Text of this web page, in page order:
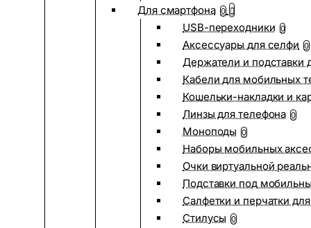
Для смартфона 0
USB-переходники 0
Аксессуары для селфи 0
Держатели и подставки
Кабели для мобильных
Кошельки-накладки и
Линзы для телефона 0
Моноподы 0
Наборы мобильных
Очки виртуальной
Подставки под
Салфетки и перчатки
Стилусы 0